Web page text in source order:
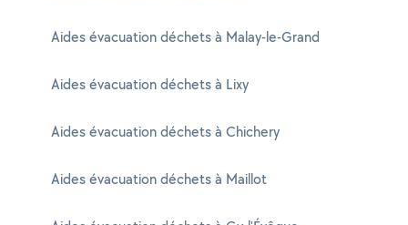
Aides évacuation déchets à Malay-le-Grand
Aides évacuation déchets à Lixy
Aides évacuation déchets à Chichery
Aides évacuation déchets à Maillot